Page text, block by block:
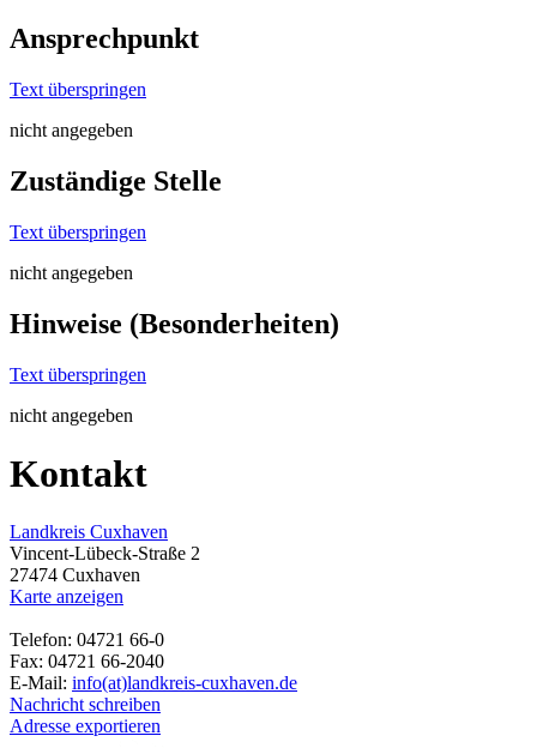
Ansprechpunkt
Text überspringen
nicht angegeben
Zuständige Stelle
Text überspringen
nicht angegeben
Hinweise (Besonderheiten)
Text überspringen
nicht angegeben
Kontakt
Landkreis Cuxhaven
Vincent-Lübeck-Straße 2
27474 Cuxhaven
Karte anzeigen
Telefon: 04721 66-0
Fax: 04721 66-2040
E-Mail: info(at)landkreis-cuxhaven.de
Nachricht schreiben
Adresse exportieren